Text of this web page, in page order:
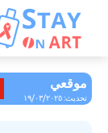
موقعي
تحديث: ١٩/٠٣/٢٠٢٥
أرمينيا